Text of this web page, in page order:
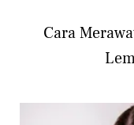
Cara